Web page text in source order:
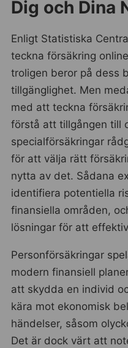
Dig och Dina
Enligt Statistiska
teckna försäkring
troligen beror på dess
tillgänglighet. Men
med att teckna
förstå att tillgången till
specialförsäkringar
för att välja rätt
nytta av det. Sådana
identifiera potentiella
finansiella områden,
lösningar för att
Personförsäkringar
modern finansiell
att skydda en individ
kära mot ekonomisk
händelser, såsom
Det är dock värt att